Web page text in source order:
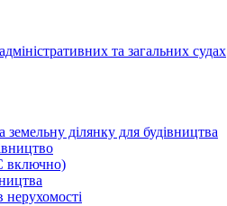
та загальних судах
ділянку для будівництва
включно)